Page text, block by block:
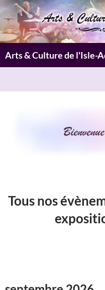
Aller
au
contenu
Arts & Culture de l'Isle-
Tous nos